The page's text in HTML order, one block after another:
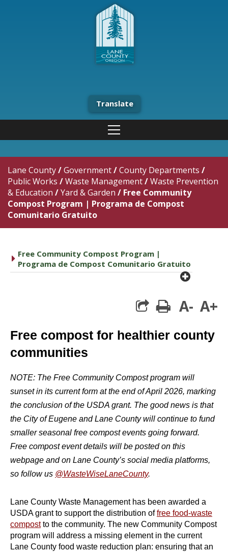
Translate
Lane County/Government/County Departments /
Public Works /Waste Management/Waste Prevention
& Education /Yard & Garden / Free Community
Compost Program | Programa de Compost
Comunitario Gratuito
caret right
Free Community Compost Program |
Programa de Compost Comunitario Gratuito
plus
print
A- A+
Free compost for healthier county
communities
NOTE: The Free Community Compost program will
sunset in its current form at the end of April 2026, marking
the conclusion of the USDA grant. The good news is that
the City of Eugene and Lane County will continue to fund
smaller seasonal free compost events going forward.
Free compost event details will be posted on this
webpage and on Lane County’s social media platforms,
so follow us @WasteWiseLaneCounty.
Lane County Waste Management has been awarded a
USDA grant to support the distribution offree food-waste
compostto the community. The new Community Compost
program will address a missing element in the current
Lane County food waste reduction plan: ensuring that an